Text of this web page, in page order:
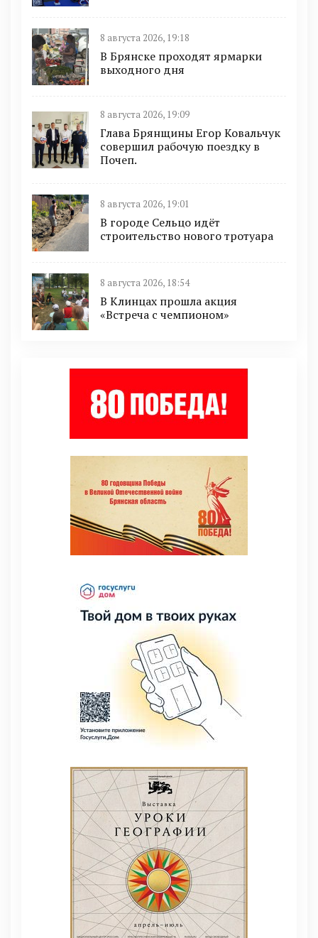
8 августа 2026, 19:18
В Брянске проходят ярмарки
выходного дня
8 августа 2026, 19:09
Глава Брянщины Егор Ковальчук
совершил рабочую поездку в
Почеп.
8 августа 2026, 19:01
В городе Сельцо идёт
строительство нового тротуара
8 августа 2026, 18:54
В Клинцах прошла акция
«Встреча с чемпионом»